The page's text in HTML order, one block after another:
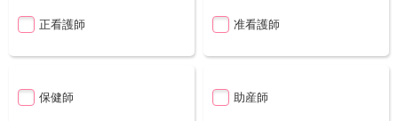
正看護師 准看護師
保健師 助産師